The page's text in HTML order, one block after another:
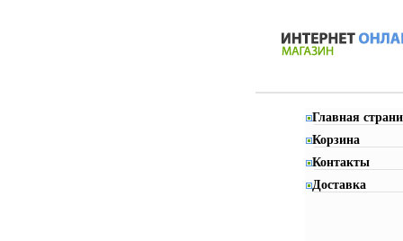
Главная
Корзина
Контакты
Доставка